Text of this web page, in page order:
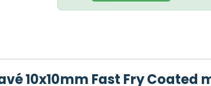
10x10mm Fast Fry Coated